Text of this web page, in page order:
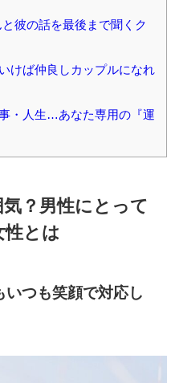
彼の話を最後まで聞くク
けば仲良しカップルになれ
・人生…あなた専用の『運
？男性にとって
性とは
いつも笑顔で対応し